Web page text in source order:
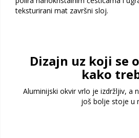
teksturirani mat završni sloj.
Dizajn uz koji se
kako
Aluminijski okvir vrlo je izdržljiv, a
još bolje stoje u